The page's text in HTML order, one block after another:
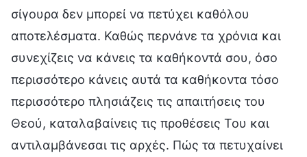
σίγουρα δεν μπορεί να πετύχει καθόλου
αποτελέσματα. Καθώς περνάνε τα χρόνια και
συνεχίζεις να κάνεις τα καθήκοντά σου, όσο
περισσότερο κάνεις αυτά τα καθήκοντα τόσο
περισσότερο πλησιάζεις τις απαιτήσεις του
Θεού, καταλαβαίνεις τις προθέσεις Του και
αντιλαμβάνεσαι τις αρχές. Πώς τα πετυχαίνει